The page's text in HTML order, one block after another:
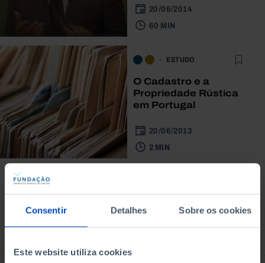
Consentir Detalhes Sobre os cookies
Este website utiliza cookies
20/06/2014
60 MIN
ESTUDO
O Cadastro e a
Propriedade Rústica
em Portugal
20/06/2013
2 MIN